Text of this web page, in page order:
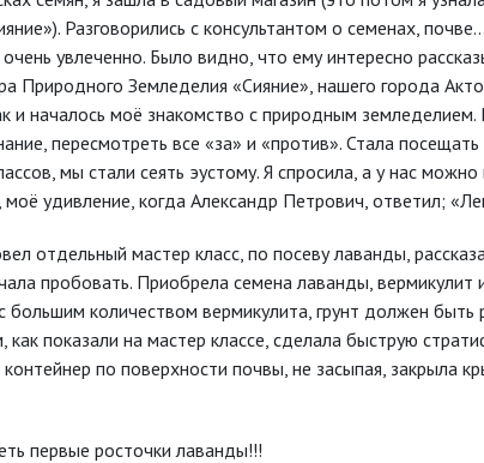
Разговорились с консультантом о семенах,
увлеченно. Было видно, что ему интересно
Природного Земледелия «Сияние», нашего города
и началось моё знакомство с природным земледелием.
пересмотреть все «за» и «против». Стала
мы стали сеять эустому. Я спросила, а у нас можно
удивление, когда Александр Петрович, ответил;
отдельный мастер класс, по посеву лаванды,
пробовать. Приобрела семена лаванды, вермикулит
большим количеством вермикулита, грунт должен быть
показали на мастер классе, сделала быструю
по поверхности почвы, не засыпая, закрыла
первые росточки лаванды!!!